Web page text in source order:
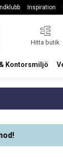
Inspiration
Hitta butik
Kontorsmiljö